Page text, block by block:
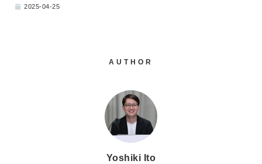
2025-04-25
AUTHOR
Yoshiki Ito